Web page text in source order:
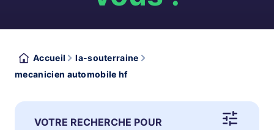
Accueil
la-souterraine
mecanicien automobile hf
VOTRE RECHERCHE POUR